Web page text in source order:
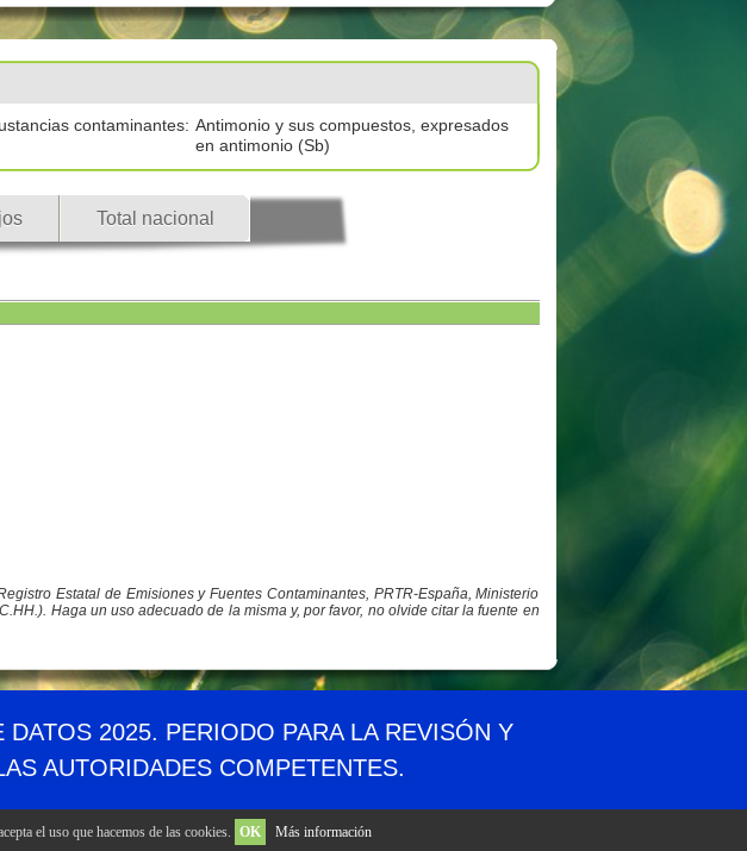
contaminantes: Antimonio y sus compuestos, expresados
en antimonio (Sb)
Total nacional
Estatal de Emisiones y Fuentes Contaminantes, PRTR-España, Ministerio
Haga un uso adecuado de la misma y, por favor, no olvide citar la fuente en
Enlaces Accesibilidad Aviso legal Privacidad Contacto
2025. PERIODO PARA LA REVISÓN Y
AUTORIDADES COMPETENTES.
el uso que hacemos de las cookies. OK Más información